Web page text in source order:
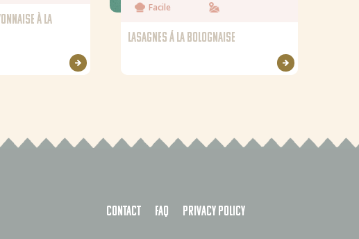
À LA
Facile
LASAGNES Á LA BOLOGNAISE
Contact FAQ Privacy policy